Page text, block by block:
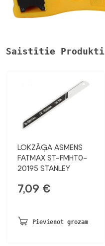
Saistītie Produkti
LOKZĀĢA ASMENS
FATMAX ST-FMHT0-
20195 STANLEY
7,09 €
Pievienot grozam